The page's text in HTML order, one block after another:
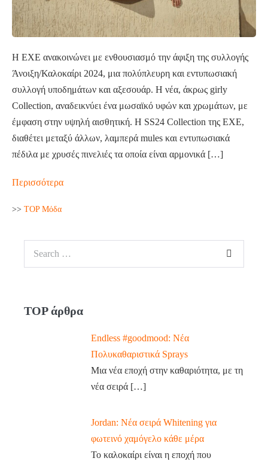
Η EXE ανακοινώνει με ενθουσιασμό την άφιξη της συλλογής
Άνοιξη/Καλοκαίρι 2024, μια πολύπλευρη και εντυπωσιακή
συλλογή υποδημάτων και αξεσουάρ. Η νέα, άκρως girly
Collection, αναδεικνύει ένα μωσαϊκό υφών και χρωμάτων, με
έμφαση στην υψηλή αισθητική. Η SS24 Collection της EXE,
διαθέτει μεταξύ άλλων, λαμπερά mules και εντυπωσιακά
πέδιλα με χρυσές πινελιές τα οποία είναι αρμονικά […]
Περισσότερα
>> TOP Μόδα
TOP άρθρα
Endless #goodmood: Νέα
Πολυκαθαριστικά Sprays
Μια νέα εποχή στην καθαριότητα, με τη
νέα σειρά […]
Jordan: Νέα σειρά Whitening για
φωτεινό χαμόγελο κάθε μέρα
Το καλοκαίρι είναι η εποχή που